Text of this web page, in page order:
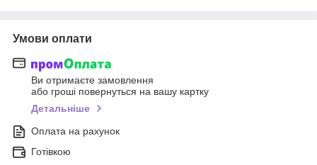
Умови оплати
Ви отримаєте замовлення
або гроші повернуться на вашу картку
Детальніше
Оплата на рахунок
Готівкою